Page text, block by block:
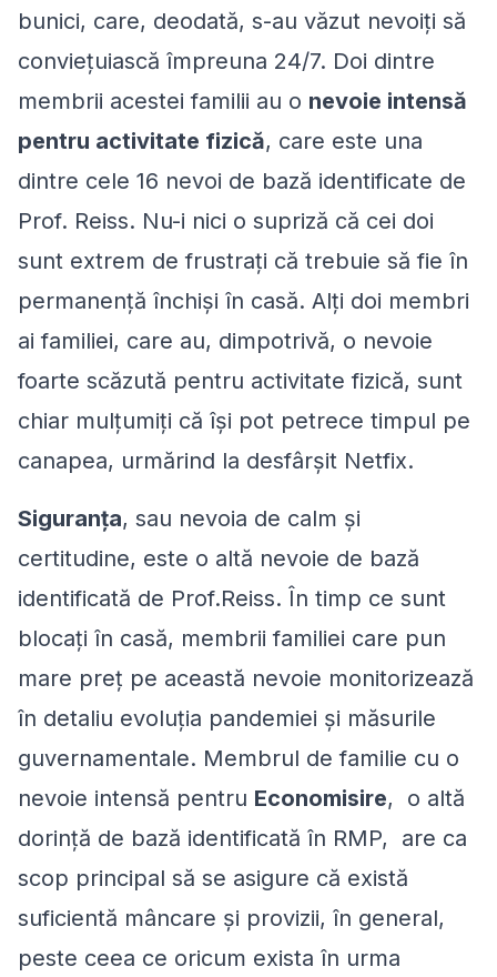
bunici, care, deodată, s-au văzut nevoiți să
conviețuiască împreuna 24/7. Doi dintre
membrii acestei familii au o nevoie intensă
pentru activitate fizică, care este una
dintre cele 16 nevoi de bază identificate de
Prof. Reiss. Nu-i nici o supriză că cei doi
sunt extrem de frustrați că trebuie să fie în
permanență închiși în casă. Alți doi membri
ai familiei, care au, dimpotrivă, o nevoie
foarte scăzută pentru activitate fizică, sunt
chiar mulțumiți că își pot petrece timpul pe
canapea, urmărind la desfârșit Netfix.
Siguranța, sau nevoia de calm și
certitudine, este o altă nevoie de bază
identificată de Prof.Reiss. În timp ce sunt
blocați în casă, membrii familiei care pun
mare preț pe această nevoie monitorizează
în detaliu evoluția pandemiei și măsurile
guvernamentale. Membrul de familie cu o
nevoie intensă pentru Economisire, o altă
dorință de bază identificată în RMP, are ca
scop principal să se asigure că există
suficientă mâncare și provizii, în general,
peste ceea ce oricum exista în urma